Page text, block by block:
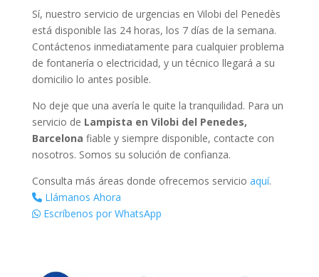
Sí, nuestro servicio de urgencias en Vilobi del Penedès
está disponible las 24 horas, los 7 días de la semana.
Contáctenos inmediatamente para cualquier problema
de fontanería o electricidad, y un técnico llegará a su
domicilio lo antes posible.
No deje que una avería le quite la tranquilidad. Para un
servicio de Lampista en Vilobi del Penedes,
Barcelona fiable y siempre disponible, contacte con
nosotros. Somos su solución de confianza.
Consulta más áreas donde ofrecemos servicio aquí.
Llámanos Ahora
Escríbenos por WhatsApp